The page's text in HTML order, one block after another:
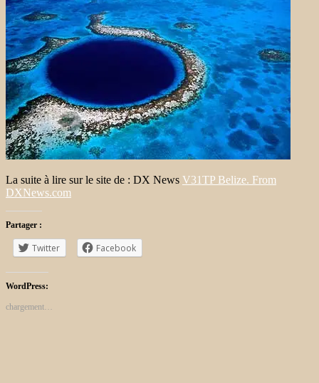
La suite à lire sur le site de : DX News V31TP Belize. From
DXNews.com
Partager :
Twitter Facebook
WordPress:
chargement…